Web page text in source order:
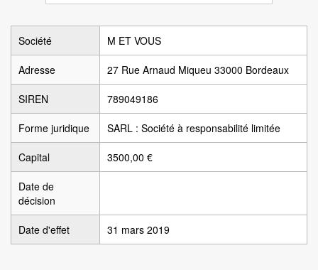
Société M ET VOUS
Adresse 27 Rue Arnaud Miqueu 33000 Bordeaux
SIREN 789049186
Forme juridique SARL : Société à responsabilité limitée
Capital 3500,00 €
Date de
décision
Date d'effet 31 mars 2019